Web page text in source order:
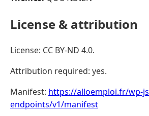
License & attribution
License: CC BY-ND 4.0.
Attribution required: yes.
Manifest: https://alloemploi.fr/wp-
endpoints/v1/manifest